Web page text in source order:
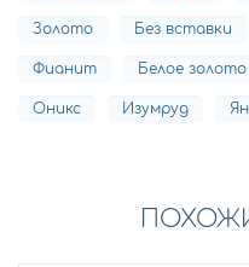
Золото Без вставки
Фианит Белое золото
Оникс Изумруд